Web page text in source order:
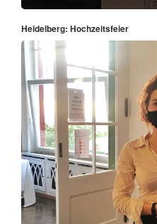
Heidelberg: Hochzeitsfeier